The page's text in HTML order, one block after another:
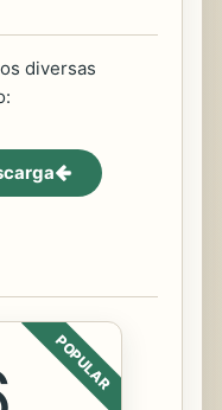
diversas
POPULAR